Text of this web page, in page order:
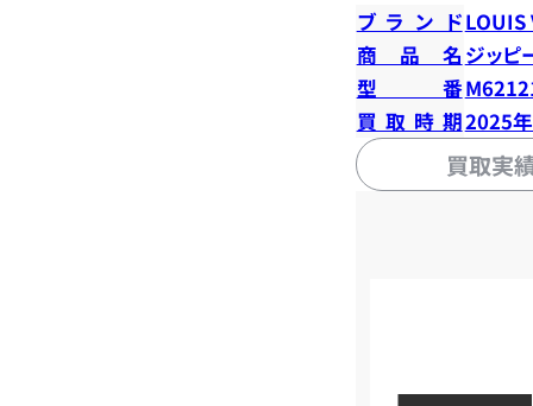
ブランドLOUIS
商品名 ジッピ
型番
買取時期2025
買取実